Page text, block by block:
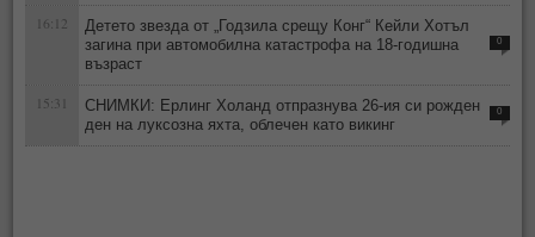
16:12
Детето звезда от „Годзила срещу Конг“ Кейли Хотъл
загина при автомобилна катастрофа на 18-годишна
възраст
0
15:31
СНИМКИ: Ерлинг Холанд отпразнува 26-ия си рожден
ден на луксозна яхта, облечен като викинг
0